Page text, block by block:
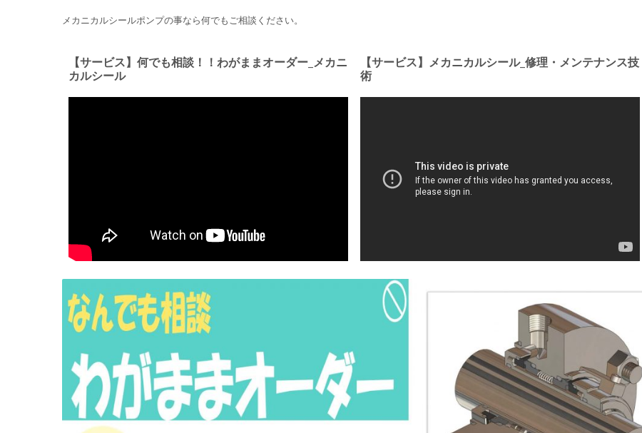
メカニカルシールポンプの事なら何でもご相談ください。
【サービス】何でも相談！！わがままオーダー_メカニ
カルシール
【サービス】メカニカルシール_修理・メンテナンス技
術